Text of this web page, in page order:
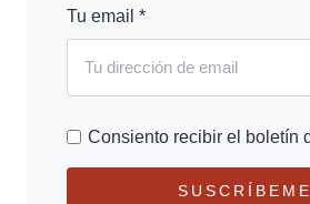
Tu email *
Consiento recibir el boletín